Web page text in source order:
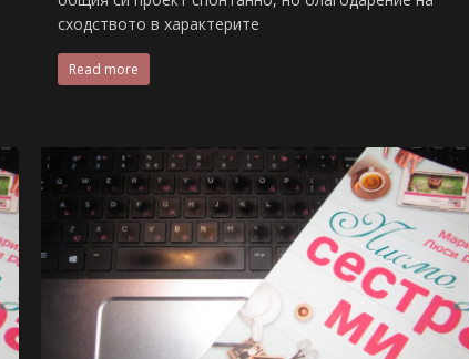
сходството в характерите
Read more